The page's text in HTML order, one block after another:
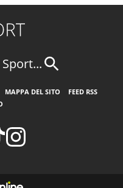
MAPPA DEL SITO
FEED RSS